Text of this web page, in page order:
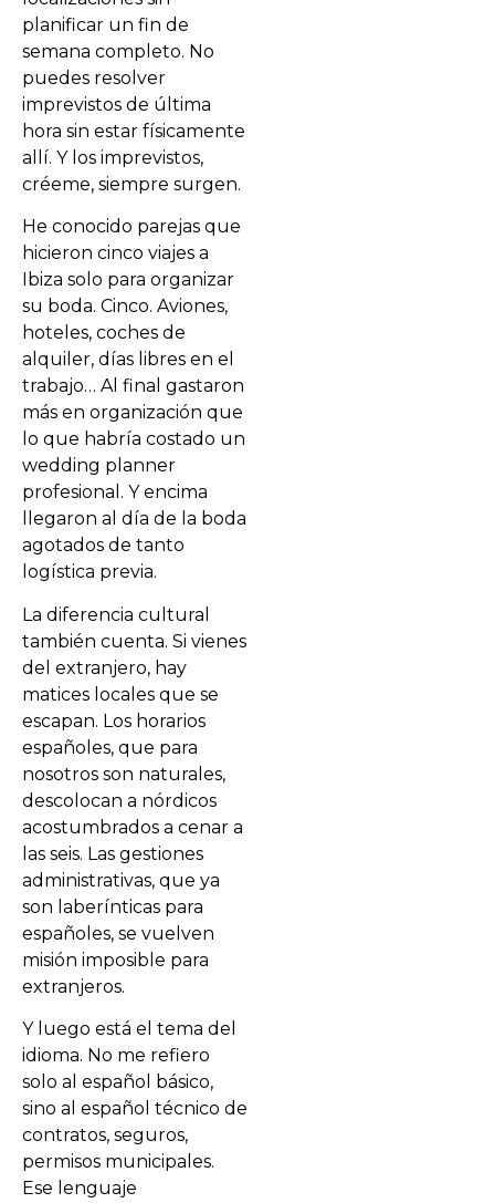
planificar un fin de
semana completo. No
puedes resolver
imprevistos de última
hora sin estar físicamente
allí. Y los imprevistos,
créeme, siempre surgen.
He conocido parejas que
hicieron cinco viajes a
Ibiza solo para organizar
su boda. Cinco. Aviones,
hoteles, coches de
alquiler, días libres en el
trabajo… Al final gastaron
más en organización que
lo que habría costado un
wedding planner
profesional. Y encima
llegaron al día de la boda
agotados de tanto
logística previa.
La diferencia cultural
también cuenta. Si vienes
del extranjero, hay
matices locales que se
escapan. Los horarios
españoles, que para
nosotros son naturales,
descolocan a nórdicos
acostumbrados a cenar a
las seis. Las gestiones
administrativas, que ya
son laberínticas para
españoles, se vuelven
misión imposible para
extranjeros.
Y luego está el tema del
idioma. No me refiero
solo al español básico,
sino al español técnico de
contratos, seguros,
permisos municipales.
Ese lenguaje